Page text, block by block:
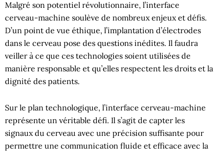
Malgré son potentiel révolutionnaire, l’interface
cerveau-machine soulève de nombreux enjeux et défis.
D’un point de vue éthique, l’implantation d’électrodes
dans le cerveau pose des questions inédites. Il faudra
veiller à ce que ces technologies soient utilisées de
manière responsable et qu’elles respectent les droits et la
dignité des patients.
Sur le plan technologique, l’interface cerveau-machine
représente un véritable défi. Il s’agit de capter les
signaux du cerveau avec une précision suffisante pour
permettre une communication fluide et efficace avec la